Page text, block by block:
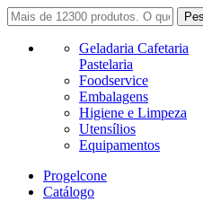
Geladaria Cafetaria
Pastelaria
Foodservice
Embalagens
Higiene e Limpeza
Utensílios
Equipamentos
Progelcone
Catálogo